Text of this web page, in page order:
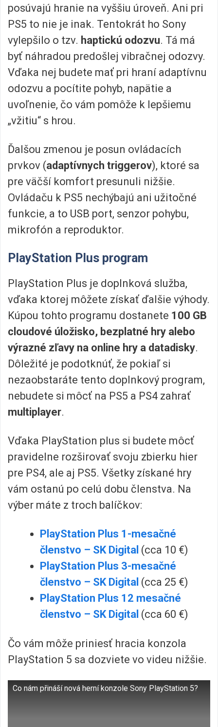
posúvajú hranie na vyššiu úroveň. Ani pri
PS5 to nie je inak. Tentokrát ho Sony
vylepšilo o tzv. haptickú odozvu. Tá má
byť náhradou predošlej vibračnej odozvy.
Vďaka nej budete mať pri hraní adaptívnu
odozvu a pocítite pohyb, napätie a
uvoľnenie, čo vám pomôže k lepšiemu
„vžitiu“ s hrou.
Ďalšou zmenou je posun ovládacích
prvkov (adaptívnych triggerov), ktoré sa
pre väčší komfort presunuli nižšie.
Ovládaču k PS5 nechýbajú ani užitočné
funkcie, a to USB port, senzor pohybu,
mikrofón a reproduktor.
PlayStation Plus program
PlayStation Plus je doplnková služba,
vďaka ktorej môžete získať ďalšie výhody.
Kúpou tohto programu dostanete 100 GB
cloudové úložisko, bezplatné hry alebo
výrazné zľavy na online hry a datadisky.
Dôležité je podotknúť, že pokiaľ si
nezaobstaráte tento doplnkový program,
nebudete si môcť na PS5 a PS4 zahrať
multiplayer.
Vďaka PlayStation plus si budete môcť
pravidelne rozširovať svoju zbierku hier
pre PS4, ale aj PS5. Všetky získané hry
vám ostanú po celú dobu členstva. Na
výber máte z troch balíčkov:
PlayStation Plus 1-mesačné
členstvo – SK Digital (cca 10 €)
PlayStation Plus 3-mesačné
členstvo – SK Digital (cca 25 €)
PlayStation Plus 12 mesačné
členstvo – SK Digital (cca 60 €)
Čo vám môže priniesť hracia konzola
PlayStation 5 sa dozviete vo videu nižšie.
Co nám přináší nová herní konzole Sony PlayStation 5?